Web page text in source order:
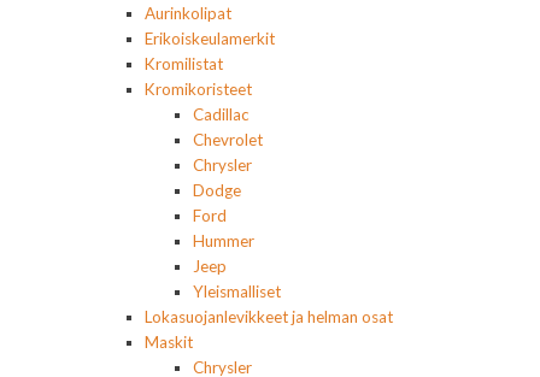
Aurinkolipat
Erikoiskeulamerkit
Kromilistat
Kromikoristeet
Cadillac
Chevrolet
Chrysler
Dodge
Ford
Hummer
Jeep
Yleismalliset
Lokasuojanlevikkeet ja helman osat
Maskit
Chrysler